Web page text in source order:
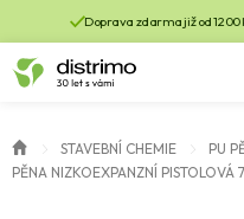
Doprava zdarma již od
STAVEBNÍ CHEMIE PU
PĚNA NIZKOEXPANZNÍ PISTOLOVÁ